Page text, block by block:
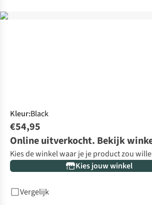
Kleur:Black
€54,95
Online uitverkocht. Bekijk
Kies de winkel waar je je product zou
Kies jouw winkel
Vergelijk